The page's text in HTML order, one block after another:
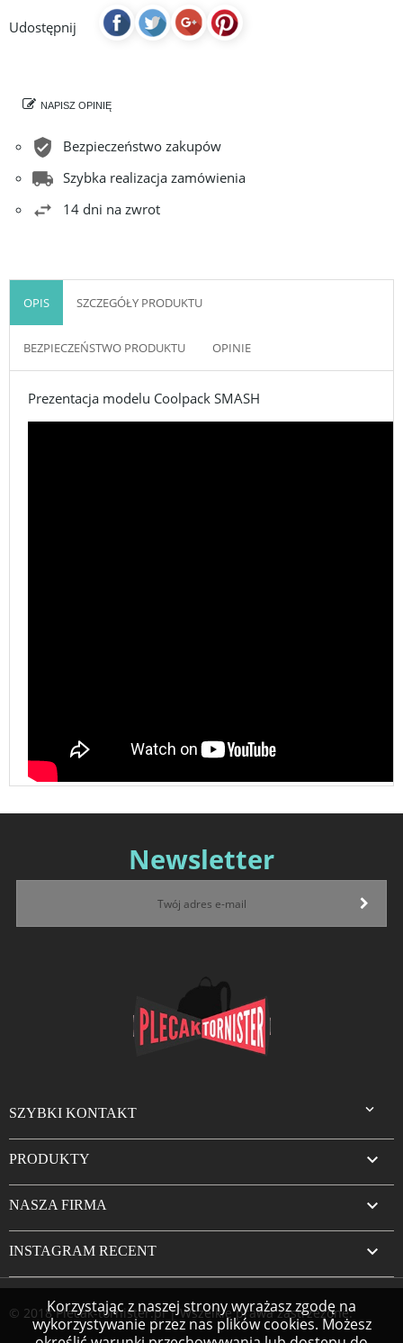
Udostępnij
NAPISZ OPINIĘ
Bezpieczeństwo zakupów
Szybka realizacja zamówienia
14 dni na zwrot
OPIS SZCZEGÓŁY PRODUKTU
BEZPIECZEŃSTWO PRODUKTU OPINIE
Prezentacja modelu Coolpack SMASH
Newsletter
SZYBKI KONTAKT 
PRODUKTY 
NASZA FIRMA 
INSTAGRAM RECENT 
© 2018 Plecak-tornister.pl | Wszelkie prawa zastrzeżone.
Korzystając z naszej strony wyrażasz zgodę na
wykorzystywanie przez nas plików cookies. Możesz